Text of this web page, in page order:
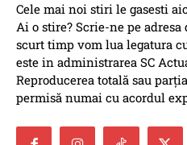
Cele mai noi stiri le gasesti
Ai o stire? Scrie-ne pe
scurt timp vom lua legatura
este in administrarea SC
Reproducerea totală sau
permisă numai cu acordul